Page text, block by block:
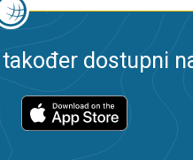
dostupni